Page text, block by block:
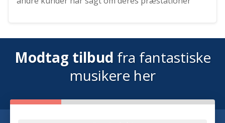
Modtag tilbud fra fantastiske
musikere her